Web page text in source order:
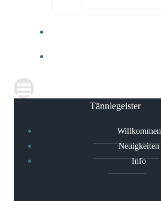
Tännlegeister
Willkommen
Neuigkeiten
Info